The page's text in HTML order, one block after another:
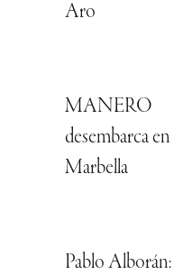
Aro
MANERO
desembarca en
Marbella
Pablo